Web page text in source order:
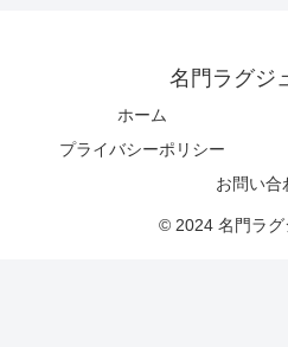
名門ラグジ
ホーム
プライバシーポリシー
お問い合
© 2024 名門ラグ